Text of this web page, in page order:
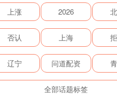
上涨 2026
否认 上海
辽宁 问道配资
全部话题标签